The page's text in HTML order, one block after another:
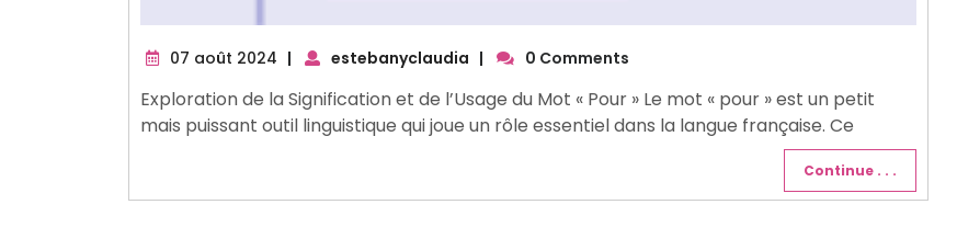
07 août 2024 07
2024
| estebanyclaudia | 0 Comments
Exploration de la Signification et de l’Usage du Mot « Pour » Le mot « pour » est un petit
mais puissant outil linguistique qui joue un rôle essentiel dans la langue française. Ce
Continue . . .